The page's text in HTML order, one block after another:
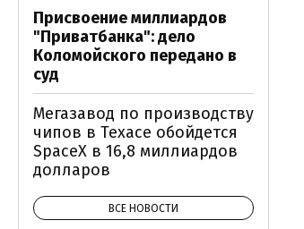
Присвоение миллиардов
"Приватбанка": дело
Коломойского передано в
суд
Мегазавод по производству
чипов в Техасе обойдется
SpaceX в 16,8 миллиардов
долларов
ВСЕ НОВОСТИ